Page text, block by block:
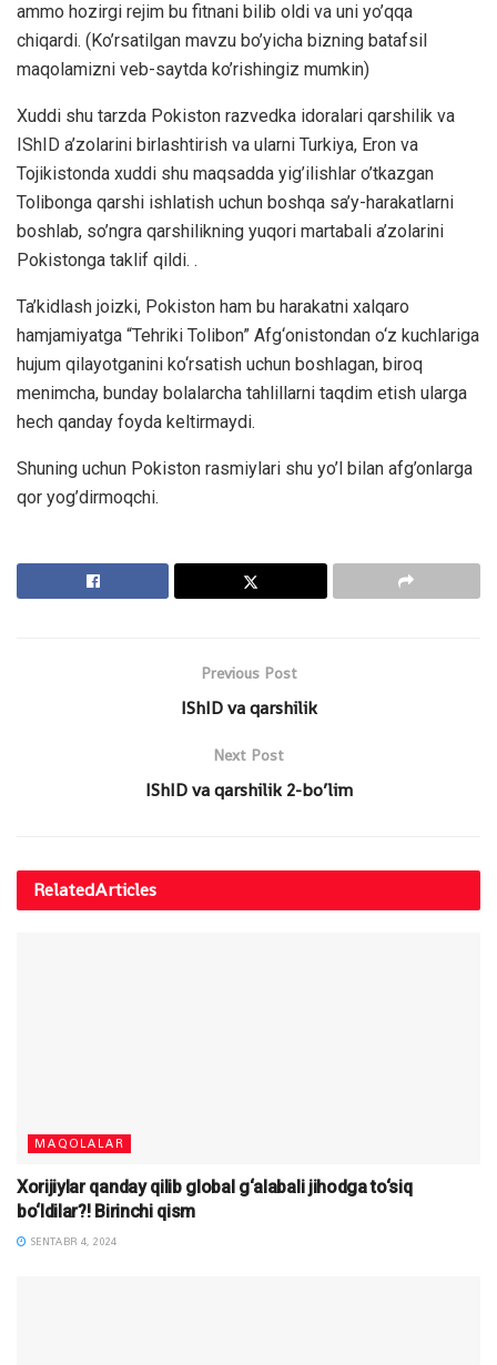
ammo hozirgi rejim bu fitnani bilib oldi va uni yo’qqa
chiqardi. (Ko’rsatilgan mavzu bo’yicha bizning batafsil
maqolamizni veb-saytda ko’rishingiz mumkin)
Xuddi shu tarzda Pokiston razvedka idoralari qarshilik va
IShID a’zolarini birlashtirish va ularni Turkiya, Eron va
Tojikistonda xuddi shu maqsadda yig’ilishlar o’tkazgan
Tolibonga qarshi ishlatish uchun boshqa sa’y-harakatlarni
boshlab, so’ngra qarshilikning yuqori martabali a’zolarini
Pokistonga taklif qildi. .
Ta’kidlash joizki, Pokiston ham bu harakatni xalqaro
hamjamiyatga “Tehriki Tolibon” Afg‘onistondan o‘z kuchlariga
hujum qilayotganini ko‘rsatish uchun boshlagan, biroq
menimcha, bunday bolalarcha tahlillarni taqdim etish ularga
hech qanday foyda keltirmaydi.
Shuning uchun Pokiston rasmiylari shu yo’l bilan afg’onlarga
qor yog’dirmoqchi.
Previous Post
IShID va qarshilik
Next Post
IShID va qarshilik 2-bo’lim
RelatedArticles
MAQOLALAR
Xorijiylar qanday qilib global g‘alabali jihodga to‘siq
bo‘ldilar?! Birinchi qism
SENTABR 4, 2024